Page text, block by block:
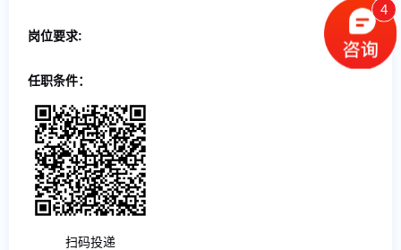
岗位要求:
任职条件：
扫码投递
4